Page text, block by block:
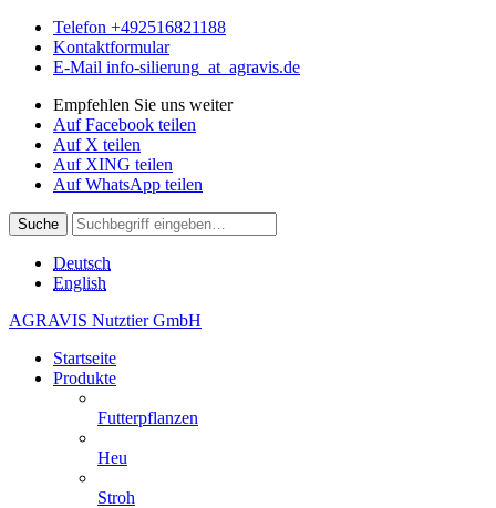
Telefon +492516821188
Kontaktformular
E-Mail info-silierung _at_ agravis.de
Empfehlen Sie uns weiter
Auf Facebook teilen
Auf X teilen
Auf XING teilen
Auf WhatsApp teilen
Suche
Deutsch
English
AGRAVIS Nutztier GmbH
Startseite
Produkte
Futterpflanzen
Heu
Stroh